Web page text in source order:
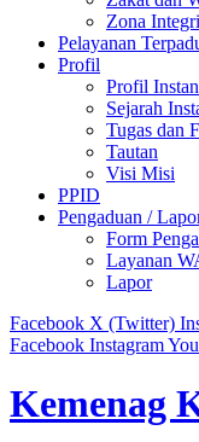
Zona
Pelayanan
Profil
Profil
Sejarah
Tugas dan
Tautan
Visi Misi
PPID
Pengaduan /
Form
Layanan
Lapor
Facebook X (Twitter)
Facebook Instagram
Kemenag